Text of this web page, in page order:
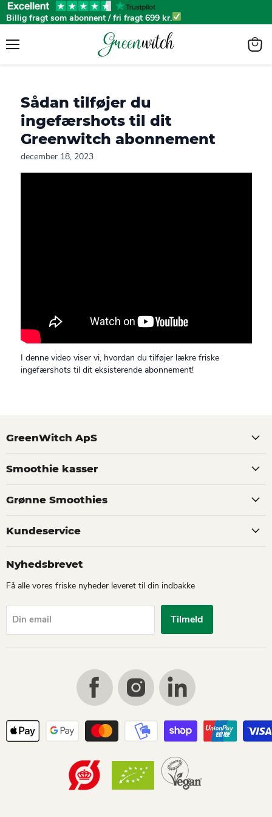
Billig fragt som abonnent / fri fragt 699 kr.
Sådan tilføjer du
ingefærshots til dit
Greenwitch abonnement
december 18, 2023
I denne video viser vi, hvordan du tilføjer lækre friske
ingefærshots til dit eksisterende abonnement!
GreenWitch ApS
Smoothie kasser
Grønne Smoothies
Kundeservice
Nyhedsbrevet
Få alle vores friske nyheder leveret til din indbakke
Din email Tilmeld
Find
us
on
Find
us
on
us